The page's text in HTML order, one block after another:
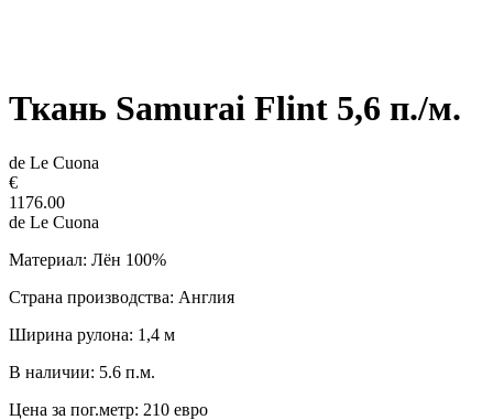
Ткань Samurai Flint 5,6 п./м.
de Le Cuona
€
1176.00
de Le Cuona
Материал: Лён 100%
Страна производства: Англия
Ширина рулона: 1,4 м
В наличии: 5.6 п.м.
Цена за пог.метр: 210 евро